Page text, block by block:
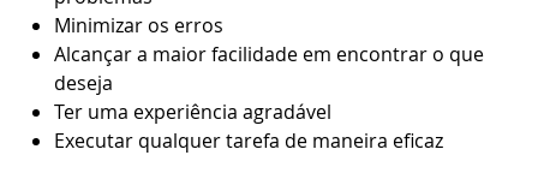
Minimizar os erros
Alcançar a maior facilidade em encontrar o que
deseja
Ter uma experiência agradável
Executar qualquer tarefa de maneira eficaz